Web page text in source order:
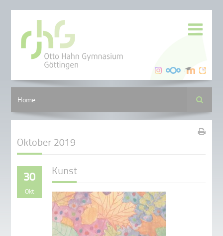
Home Suche
Oktober 2019
30
Okt
Kunst